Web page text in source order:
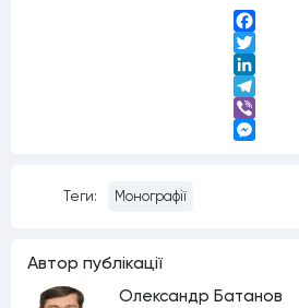
Facebook
Twitter
LinkedIn
Telegram
Viber
Теги: Монографії
Автор публiкацiї
Олександр Батанов